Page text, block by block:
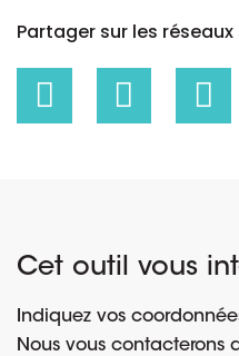
Partager sur les
Cet outil vous
Indiquez vos
Nous vous contacterons